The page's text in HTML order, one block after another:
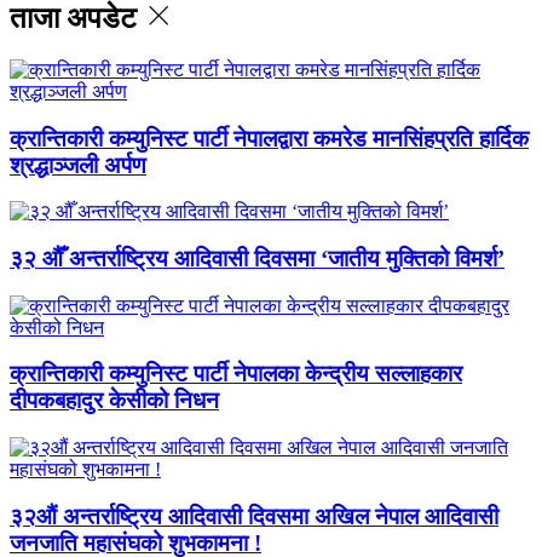
ताजा अपडेट
क्रान्तिकारी कम्युनिस्ट पार्टी नेपालद्वारा कमरेड मानसिंहप्रति हार्दिक
श्रद्धाञ्जली अर्पण
३२ औँ अन्तर्राष्ट्रिय आदिवासी दिवसमा ‘जातीय मुक्तिको विमर्श’
क्रान्तिकारी कम्युनिस्ट पार्टी नेपालका केन्द्रीय सल्लाहकार
दीपकबहादुर केसीको निधन
३२औं अन्तर्राष्ट्रिय आदिवासी दिवसमा अखिल नेपाल आदिवासी
जनजाति महासंघको शुभकामना !